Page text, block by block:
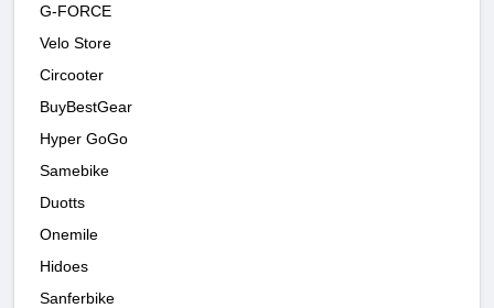
G-FORCE
Velo Store
Circooter
BuyBestGear
Hyper GoGo
Samebike
Duotts
Onemile
Hidoes
Sanferbike